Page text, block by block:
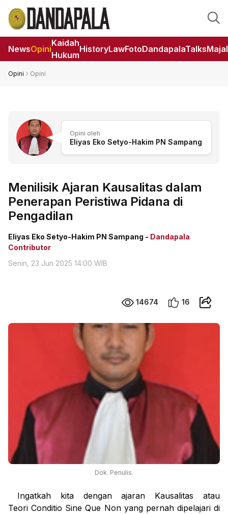
NewsOpini
Kaidah
Hukum
HistoryLawFotoDandapalaTalks
Opini Opini
Opini oleh
Eliyas Eko Setyo-Hakim PN Sampang
Menilisik Ajaran Kausalitas dalam
Penerapan Peristiwa Pidana di
Pengadilan
Eliyas Eko Setyo-Hakim PN Sampang - Dandapala
Contributor
Senin, 23 Jun 2025 14:00 WIB
14674 16
Dok. Penulis.
Ingatkah kita dengan ajaran Kausalitas atau
TeoriConditio Sine Que Non yang pernah dipelajari di